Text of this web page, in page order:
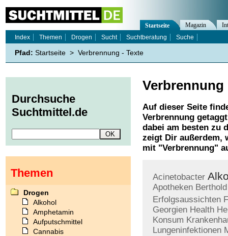
Verbrennung
Auf dieser Seite
Verbrennung
dabei am besten zu
zeigt Dir außerdem,
mit "Verbrennung"
Acinetobacter
Apotheken Berthold
Erfolgsaussichten
Georgien Health
Konsum
Lungeninfektionen
Startseite Magazin
Index
Themen Drogen Sucht Suchtberatung Suche
Pfad: Startseite > Verbrennung - Texte
Durchsuche
Suchtmittel.de
Themen
Drogen
Alkohol
Amphetamin
Aufputschmittel
Cannabis